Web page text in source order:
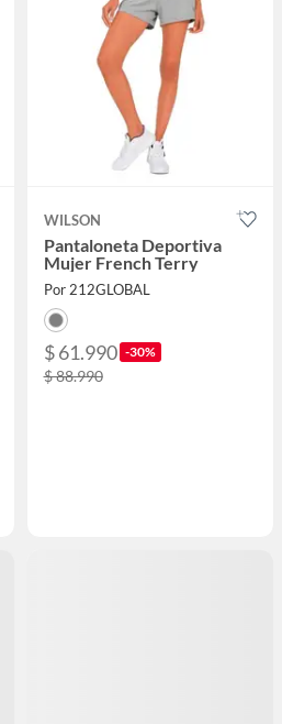
WILSON
Pantaloneta Deportiva
Mujer French Terry
Por 212GLOBAL
$ 61.990 -30%
$ 88.990